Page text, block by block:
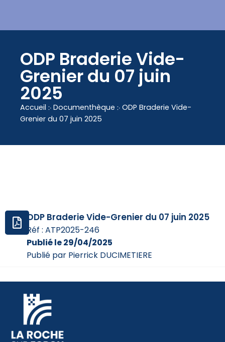
ODP Braderie Vide-
Grenier du 07 juin
2025
Accueil ჻ Documenthèque ჻ ODP Braderie Vide-
Grenier du 07 juin 2025
ODP Braderie Vide-Grenier du 07 juin 2025
Réf : ATP2025-246
Publié le 29/04/2025
Publié par Pierrick DUCIMETIERE